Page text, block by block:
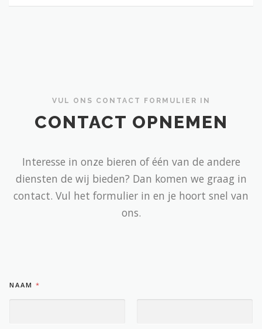
VUL ONS CONTACT FORMULIER IN
CONTACT OPNEMEN
Interesse in onze bieren of één van de andere
diensten de wij bieden? Dan komen we graag in
contact. Vul het formulier in en je hoort snel van
ons.
NAAM *